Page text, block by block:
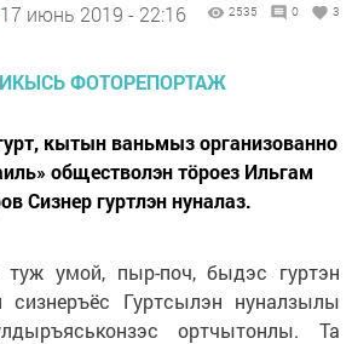
17 июнь 2019 - 22:16 2535 0 3
кытын ваньмыз организованно
обществолэн тӧроез Ильгам
Сизнер гуртлэн нуналаз.
умой, пыр-поч, быдэс гуртэн
сизнеръёс Гуртсылэн нуналзылы
ортчытонлы. Та